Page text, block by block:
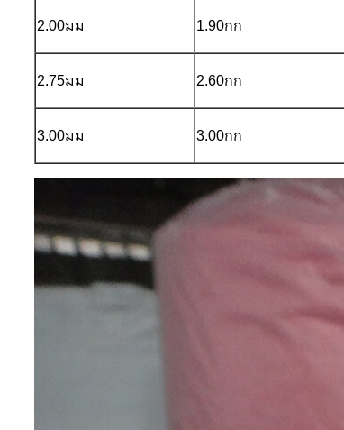
2.00มม 1.90กก
2.75มม 2.60กก
3.00มม 3.00กก